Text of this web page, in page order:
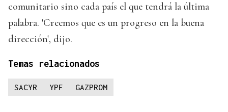
comunitario sino cada país el que tendrá la última
palabra. 'Creemos que es un progreso en la buena
dirección', dijo.
Temas relacionados
SACYR YPF GAZPROM